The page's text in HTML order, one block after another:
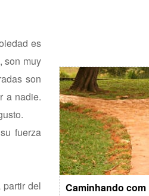
es
son muy
son
a nadie.
fuerza
del
Caminhando